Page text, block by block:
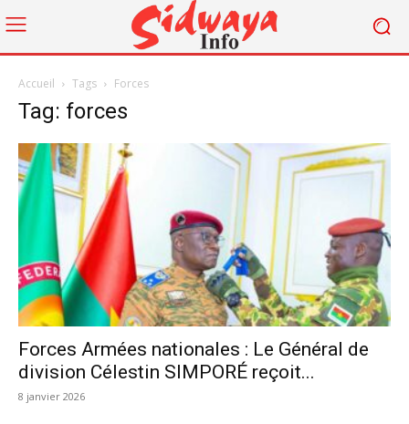
Accueil Tags Forces
Tag: forces
Forces Armées nationales : Le Général de
division Célestin SIMPORÉ reçoit...
8 janvier 2026